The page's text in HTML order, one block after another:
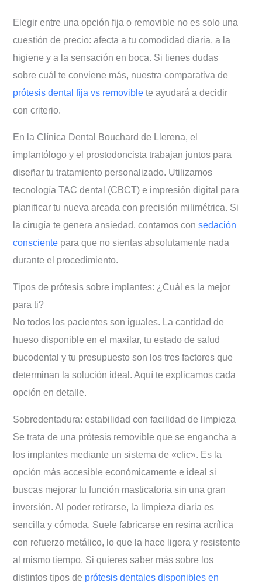
Elegir entre una opción fija o removible no es solo una
cuestión de precio: afecta a tu comodidad diaria, a la
higiene y a la sensación en boca. Si tienes dudas
sobre cuál te conviene más, nuestra comparativa de
prótesis dental fija vs removible te ayudará a decidir
con criterio.
En la Clínica Dental Bouchard de Llerena, el
implantólogo y el prostodoncista trabajan juntos para
diseñar tu tratamiento personalizado. Utilizamos
tecnología TAC dental (CBCT) e impresión digital para
planificar tu nueva arcada con precisión milimétrica. Si
la cirugía te genera ansiedad, contamos consedación
consciente para que no sientas absolutamente nada
durante el procedimiento.
Tipos de prótesis sobre implantes: ¿Cuál es la mejor
para ti?
No todos los pacientes son iguales. La cantidad de
hueso disponible en el maxilar, tu estado de salud
bucodental y tu presupuesto son los tres factores que
determinan la solución ideal. Aquí te explicamos cada
opción en detalle.
Sobredentadura: estabilidad con facilidad de limpieza
Se trata de una prótesis removible que se engancha a
los implantes mediante un sistema de «clic». Es la
opción más accesible económicamente e ideal si
buscas mejorar tu función masticatoria sin una gran
inversión. Al poder retirarse, la limpieza diaria es
sencilla y cómoda. Suele fabricarse en resina acrílica
con refuerzo metálico, lo que la hace ligera y resistente
al mismo tiempo. Si quieres saber más sobre los
distintos tipos de prótesis dentales disponibles en